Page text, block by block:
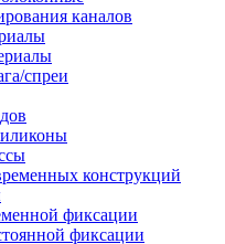
каналов
спреи
конструкций
фиксации
фиксации